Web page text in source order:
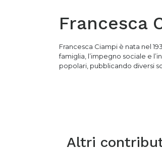
Francesca
Francesca Ciampi è nata nel
famiglia, l’impegno sociale e
popolari, pubblicando diversi
Altri